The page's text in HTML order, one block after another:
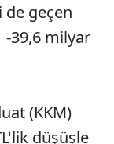
Sesi Aç
de geçen
-39,6 milyar
(KKM)
düşüşle